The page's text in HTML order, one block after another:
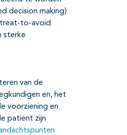
decision making)
treat-to-avoid
sterke
van de
en, het
voorziening en
patiënt zijn